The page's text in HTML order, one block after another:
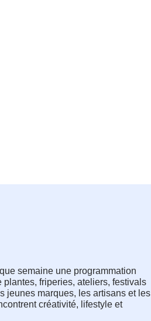
semaine une programmation
friperies, ateliers, festivals
jeunes marques, les artisans et les
créativité, lifestyle et